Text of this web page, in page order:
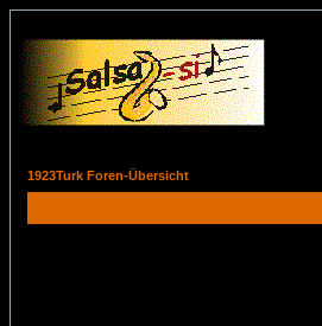
1923Turk Foren-Übersicht